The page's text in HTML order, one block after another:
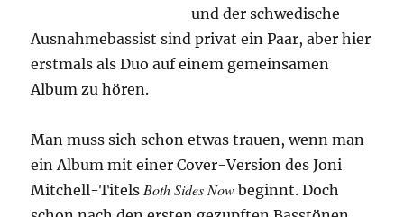
und der schwedische
Ausnahmebassist sind privat ein Paar, aber hier
erstmals als Duo auf einem gemeinsamen
Album zu hören.
Man muss sich schon etwas trauen, wenn man
ein Album mit einer Cover-Version des Joni
Mitchell-TitelsBoth Sides Now beginnt. Doch